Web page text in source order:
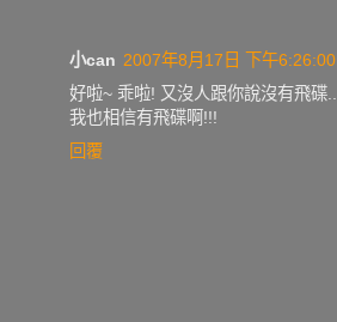
小can 2007年8月17日 下午6:26:00
好啦~ 乖啦! 又沒人跟你說沒有飛碟...
我也相信有飛碟啊!!!
回覆